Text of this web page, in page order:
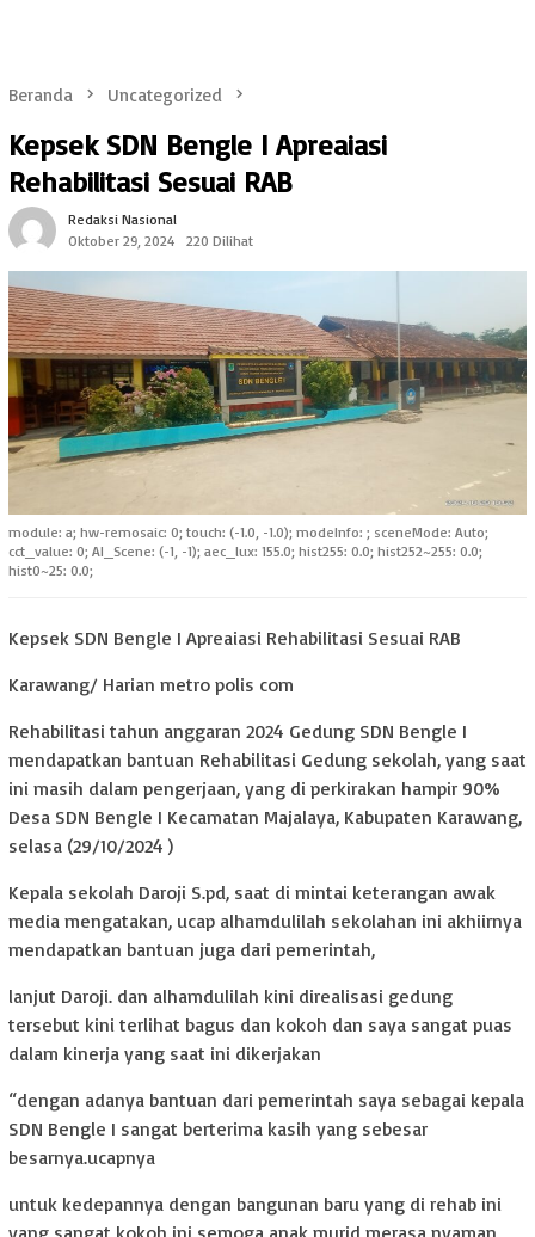
Beranda Uncategorized
Kepsek SDN Bengle I Apreaiasi
Rehabilitasi Sesuai RAB
Redaksi Nasional
Oktober 29, 2024
220 Dilihat
module: a; hw-remosaic: 0; touch: (-1.0, -1.0); modeInfo: ; sceneMode: Auto;
cct_value: 0; AI_Scene: (-1, -1); aec_lux: 155.0; hist255: 0.0; hist252~255: 0.0;
hist0~25: 0.0;
Kepsek SDN Bengle I Apreaiasi Rehabilitasi Sesuai RAB
Karawang/ Harian metro polis com
Rehabilitasi tahun anggaran 2024 Gedung SDN Bengle I
mendapatkan bantuan Rehabilitasi Gedung sekolah, yang saat
ini masih dalam pengerjaan, yang di perkirakan hampir 90%
Desa SDN Bengle I Kecamatan Majalaya, Kabupaten Karawang,
selasa (29/10/2024 )
Kepala sekolah Daroji S.pd, saat di mintai keterangan awak
media mengatakan, ucap alhamdulilah sekolahan ini akhiirnya
mendapatkan bantuan juga dari pemerintah,
lanjut Daroji. dan alhamdulilah kini direalisasi gedung
tersebut kini terlihat bagus dan kokoh dan saya sangat puas
dalam kinerja yang saat ini dikerjakan
“dengan adanya bantuan dari pemerintah saya sebagai kepala
SDN Bengle I sangat berterima kasih yang sebesar
besarnya.ucapnya
untuk kedepannya dengan bangunan baru yang di rehab ini